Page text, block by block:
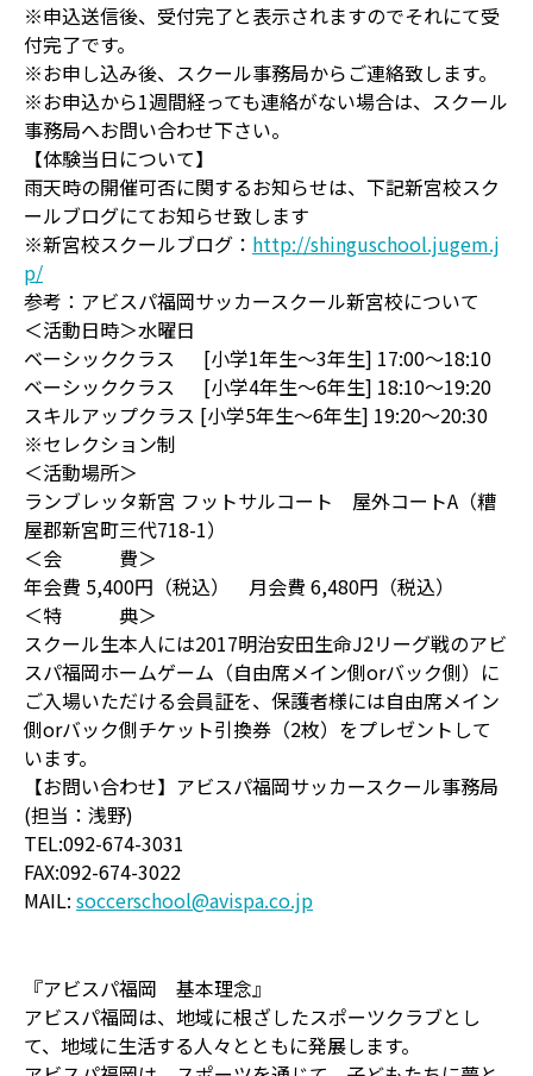
※申込送信後、受付完了と表示されますのでそれにて受
付完了です。
※お申し込み後、スクール事務局からご連絡致します。
※お申込から1週間経っても連絡がない場合は、スクール
事務局へお問い合わせ下さい。
【体験当日について】
雨天時の開催可否に関するお知らせは、下記新宮校スク
ールブログにてお知らせ致します
※新宮校スクールブログ： http://shinguschool.jugem.j
p/
参考：アビスパ福岡サッカースクール新宮校について
＜活動日時＞水曜日
ベーシッククラス [小学1年生～3年生] 17:00～18:10
ベーシッククラス [小学4年生～6年生] 18:10～19:20
スキルアップクラス [小学5年生～6年生] 19:20～20:30
※セレクション制
＜活動場所＞
ランブレッタ新宮 フットサルコート 屋外コートA（糟
屋郡新宮町三代718-1）
＜会 費＞
年会費 5,400円（税込） 月会費 6,480円（税込）
＜特 典＞
スクール生本人には2017明治安田生命J2リーグ戦のアビ
スパ福岡ホームゲーム（自由席メイン側orバック側）に
ご入場いただける会員証を、保護者様には自由席メイン
側orバック側チケット引換券（2枚）をプレゼントして
います。
【お問い合わせ】アビスパ福岡サッカースクール事務局
(担当：浅野)
TEL:092-674-3031
FAX:092-674-3022
MAIL: soccerschool@avispa.co.jp
『アビスパ福岡 基本理念』
アビスパ福岡は、地域に根ざしたスポーツクラブとし
て、地域に生活する人々とともに発展します。